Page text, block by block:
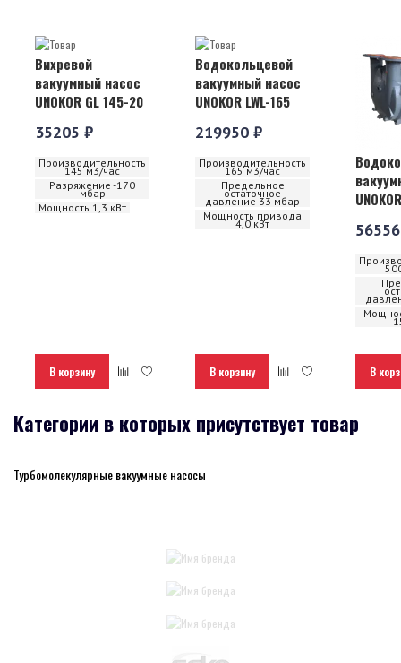
Вихревой
вакуумный насос
UNOKOR GL 145-20
35205 ₽
Производительность
145 м3/час
Разряжение -170
мбар
Мощность 1,3 кВт
В корзину
Водокольцевой
вакуумный насос
UNOKOR LWL-165
219950 ₽
Производительность
165 м3/час
Предельное
остаточное
давление 33 мбар
Мощность привода
4,0 кВт
В корзину В
Категории в которых присутствует товар
Турбомолекулярные вакуумные насосы